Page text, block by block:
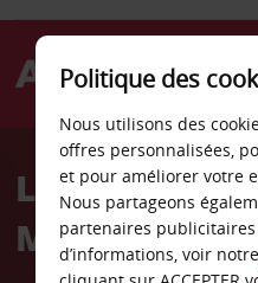
AvisLocation de
Malaga
Politique des
Nous utilisons des
offres personnalisées,
et pour améliorer votre
Nous partageons
partenaires
d’informations, voir notre